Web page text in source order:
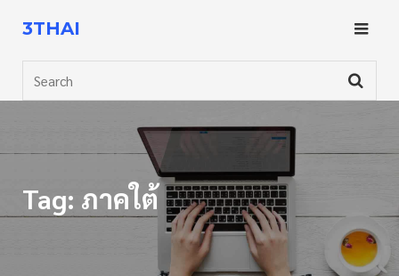
content
3THAI
Tag: ภาคใต้